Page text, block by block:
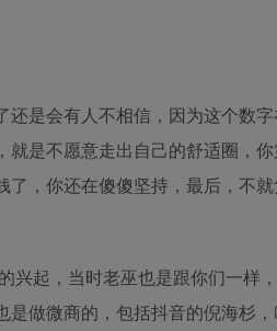
还是会有人不相信，因为这个数
就是不愿意走出自己的舒适圈，
了，你还在傻傻坚持，最后，不
兴起，当时老巫也是跟你们一样
是做微商的，包括抖音的倪海杉